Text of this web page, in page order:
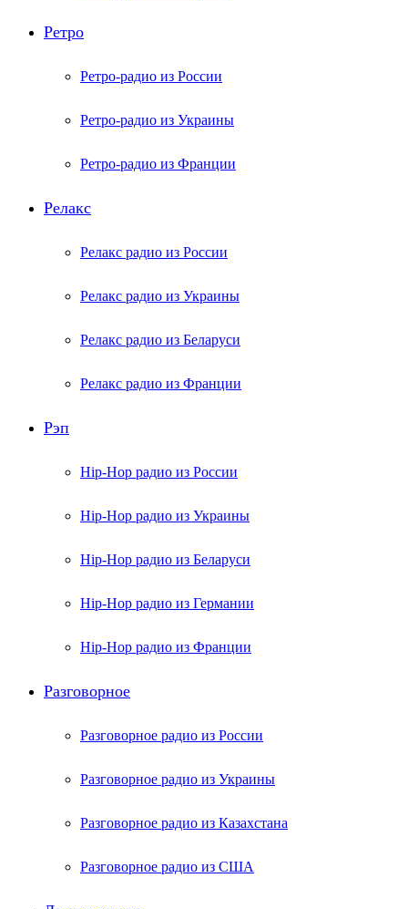
Ретро
Ретро-радио из России
Ретро-радио из Украины
Ретро-радио из Франции
Релакс
Релакс радио из России
Релакс радио из Украины
Релакс радио из Беларуси
Релакс радио из Франции
Рэп
Hip-Hop радио из России
Hip-Hop радио из Украины
Hip-Hop радио из Беларуси
Hip-Hop радио из Германии
Hip-Hop радио из Франции
Разговорное
Разговорное радио из России
Разговорное радио из Украины
Разговорное радио из Казахстана
Разговорное радио из США